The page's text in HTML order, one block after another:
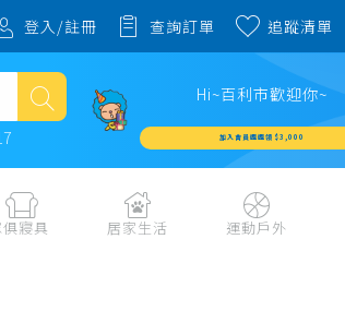
登入/註冊 查詢訂單 追蹤清單
Hi~百利市歡迎你~
加入會員週週領 $3,000
寢具 居家生活 運動戶外